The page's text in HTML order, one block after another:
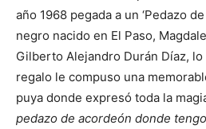
año 1968 pegada a un ‘Pedazo
negro nacido en El Paso,
Gilberto Alejandro Durán Díaz,
regalo le compuso una
puya donde expresó toda la
pedazo de acordeón donde